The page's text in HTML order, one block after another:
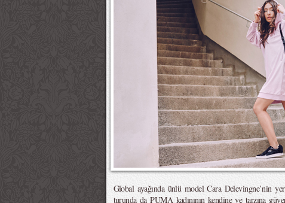
Global ayağında ünlü model Cara Delevingne’nin
turunda da PUMA kadınının kendine ve tarzına